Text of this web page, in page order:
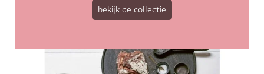
bekijk de collectie